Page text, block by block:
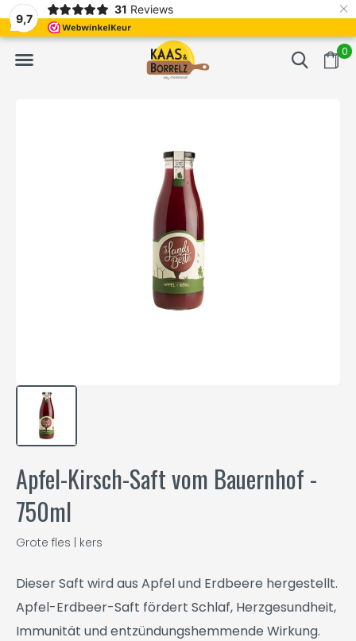
9,7
31 Reviews ×
0
Meistens Lieferung innerhalb von 3 Tagen Gratis bezorgd
Apfel-Kirsch-Saft vom Bauernhof -
750ml
Grote fles | kers
Dieser Saft wird aus Apfel und Erdbeere hergestellt.
Apfel-Erdbeer-Saft fördert Schlaf, Herzgesundheit,
Immunität und entzündungshemmende Wirkung.